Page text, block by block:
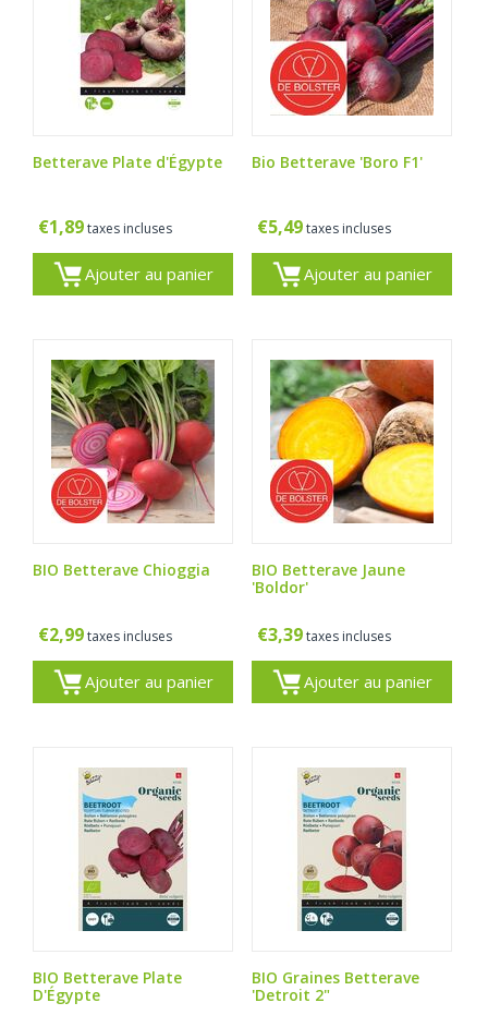
Betterave Plate d'Égypte
€1,89taxes incluses
Ajouter au panier
Bio Betterave 'Boro F1'
€5,49 taxes incluses
Ajouter au panier
BIO Betterave Chioggia
€2,99taxes incluses
Ajouter au panier
BIO Betterave Jaune
'Boldor'
€3,39 taxes incluses
Ajouter au panier
BIO Betterave Plate
D'Égypte
BIO Graines Betterave
'Detroit 2"